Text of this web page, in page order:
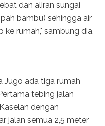
dan aliran sungai
bambu) sehingga air
rumah," sambung dia.
Jugo ada tiga rumah
tebing jalan
dengan
jalan semua 2,5 meter